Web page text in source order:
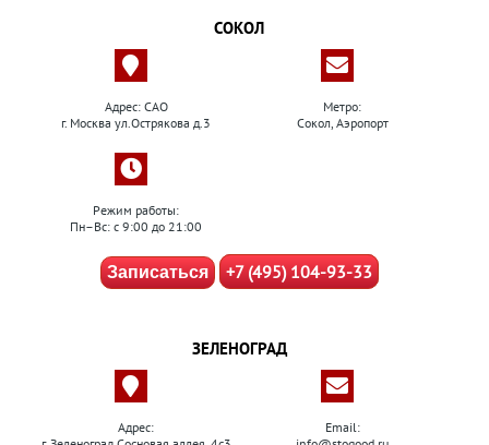
СОКОЛ
Адрес: САО
г. Москва ул.Острякова д.3
Метро:
Сокол, Аэропорт
Режим работы:
Пн–Вс: с 9:00 до 21:00
Записаться +7 (495) 104-93-33
ЗЕЛЕНОГРАД
Адрес:
Email: